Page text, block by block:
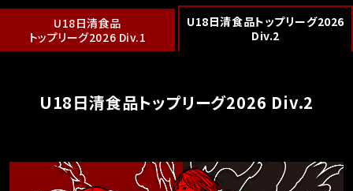
U18日清食品
トップリーグ2026 Div.1
U18日清食品トップリーグ2026
Div.2
U18日清食品トップリーグ2026 Div.2